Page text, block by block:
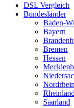
DSL Vergleich
Bundesländer
Baden-
Bayern
Bremen
Hessen
Saarland